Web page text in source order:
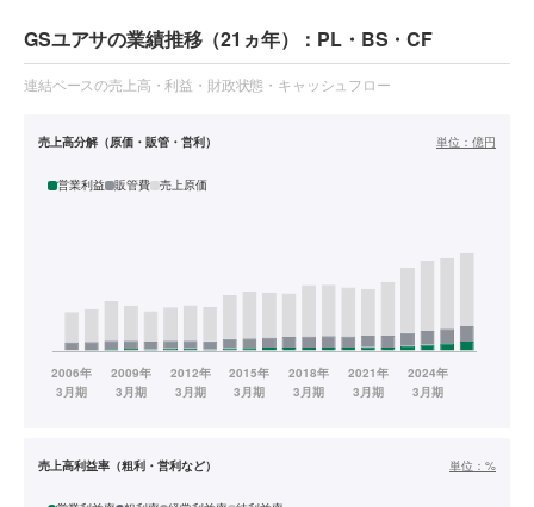
GSユアサの業績推移（21ヵ年）：PL・BS・CF
連結ベースの売上高・利益・財政状態・キャッシュフロー
売上高分解（原価・販管・営利） 単位： 億円
営業利益 販管費 売上原価
売上高利益率（粗利・営利など） 単位： %